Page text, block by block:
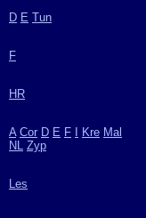
D E Tun
F
HR
A Cor D E F Kre Mal
NL Zyp
Les